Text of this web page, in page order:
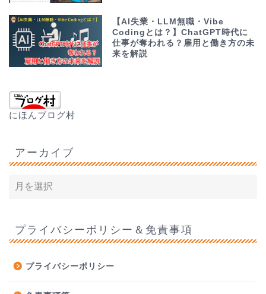
【AI失業・LLM無職・Vibe
Codingとは？】ChatGPT時代に
仕事が奪われる？雇用と働き方の未
来を解説
にほんブログ村
アーカイブ
プライバシーポリシー＆免責事項
プライバシーポリシー